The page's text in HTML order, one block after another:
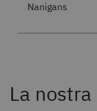
Nanigans